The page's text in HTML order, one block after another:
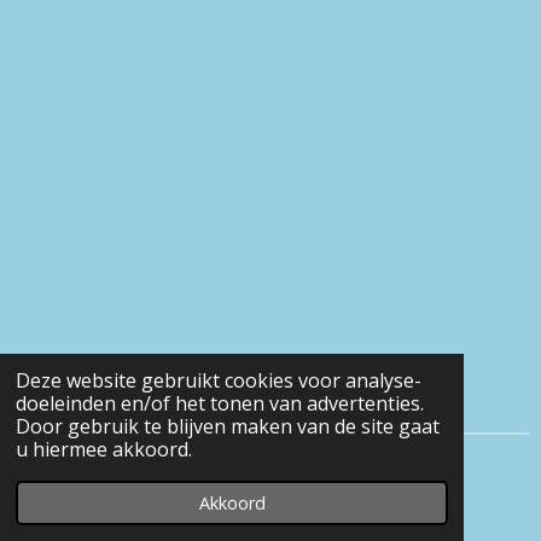
Deze website gebruikt cookies voor analyse-
doeleinden en/of het tonen van advertenties.
Door gebruik te blijven maken van de site gaat
u hiermee akkoord.
Akkoord